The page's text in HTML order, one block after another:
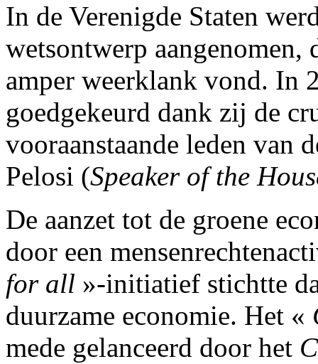
In de Verenigde Staten
wetsontwerp aangenomen,
amper weerklank vond. In
goedgekeurd dank zij de
vooraanstaande leden van
Pelosi (Speaker of the
De aanzet tot de groene
door een
for all »-initiatief stichtte
duurzame economie. Het «
mede gelanceerd door het